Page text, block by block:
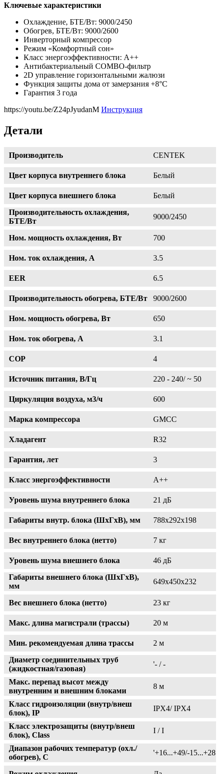
Ключевые характеристики
Охлаждение, БТЕ/Вт: 9000/2450
Обогрев, БТЕ/Вт: 9000/2600
Инверторный компрессор
Режим «Комфортный сон»
Класс энергоэффективности: А++
Антибактериальный COMBO-фильтр
2D управление горизонтальными жалюзи
Функция защиты дома от замерзания +8°С
Гарантия 3 года
https://youtu.be/Z24pJyudanM Инструкция
Детали
Производитель CENTEK
Цвет корпуса внутреннего блока Белый
Цвет корпуса внешнего блока
Белый
Производительность охлаждения,
БТЕ/Вт
9000/2450
Ном. мощность охлаждения, Вт 700
Ном. ток охлаждения, А 3.5
EER 6.5
Производительность обогрева, БТЕ/Вт 9000/2600
Ном. мощность обогрева, Вт 650
Ном. ток обогрева, А 3.1
COP 4
Источник питания, В/Гц 220 - 240/ ~ 50
Циркуляция воздуха, м3/ч 600
Марка компрессора GMCC
Хладагент R32
Гарантия, лет 3
Класс энергоэффективности A++
Уровень шума внутреннего блока 21 дБ
Габариты внутр. блока (ШxГxВ), мм 788х292х198
Вес внутреннего блока (нетто) 7 кг
Уровень шума внешнего блока
46 дБ
Габариты внешнего блока (ШxГxВ),
мм
649х450х232
Вес внешнего блока (нетто) 23 кг
Макс. длина магистрали (трассы) 20 м
Мин. рекомендуемая длина трассы
2 м
Диаметр соединительных труб
(жидкостная/газовая)
'- / -
Макс. перепад высот между
внутренним и внешним блоками
8 м
Класс гидроизоляции (внутр/внеш
блок), IP
IPX4/ IPX4
Класс электрозащиты (внутр/внеш
блок), Class
I / I
Диапазон рабочих температур (охл./
обогрев), C
'+16...+49/-15...+28